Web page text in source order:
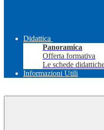
Didattica
Panoramica
Offerta formativa
Le schede
Informazioni Utili